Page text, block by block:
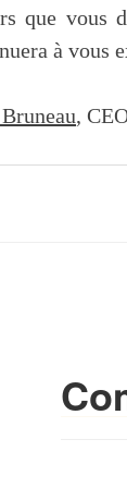
que vous
à vous
,